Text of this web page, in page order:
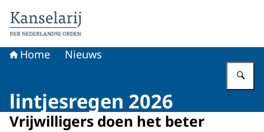
Home Nieuws
lintjesregen 2026
Vrijwilligers doen het beter